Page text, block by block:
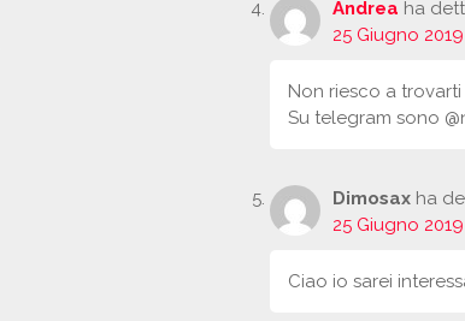
Andrea ha
25 Giugno
Non riesco a trovarti
Su telegram sono
Dimosax ha
25 Giugno
Ciao io sarei